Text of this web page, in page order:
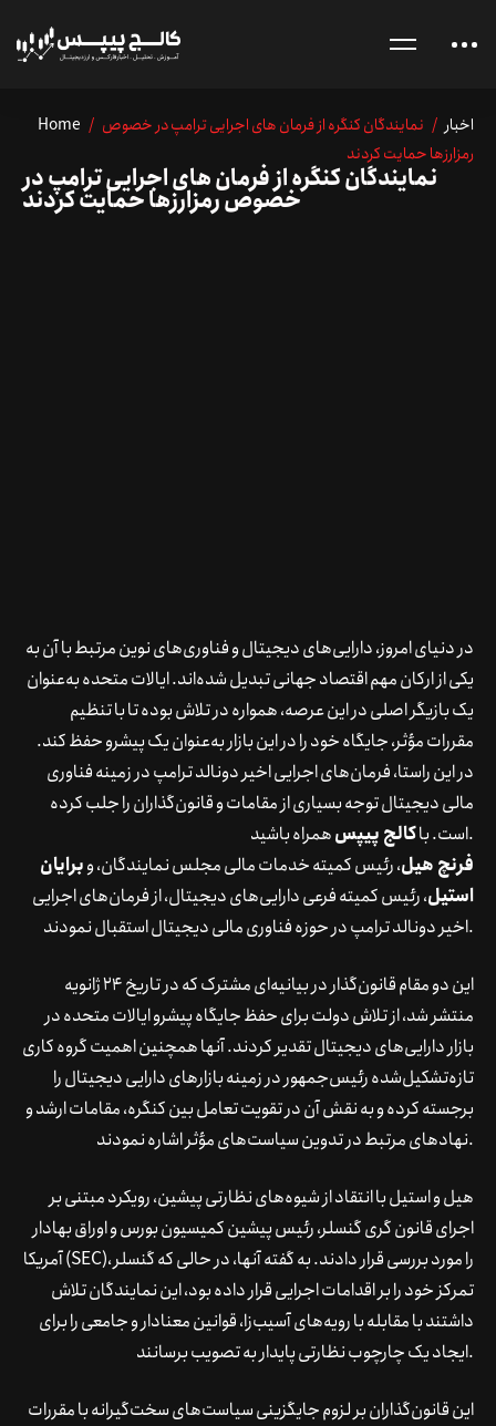
Home / اخبار / نمایندگان کنگره از فرمان های اجرایی ترامپ در خصوص
رمزارزها حمایت کردند
نمایندگان کنگره از فرمان های اجرایی ترامپ در
خصوص رمزارزها حمایت کردند
در دنیای امروز، دارایی‌های دیجیتال و فناوری‌های نوین مرتبط با آن به
یکی از ارکان مهم اقتصاد جهانی تبدیل شده‌اند. ایالات متحده به‌عنوان
یک بازیگر اصلی در این عرصه، همواره در تلاش بوده تا با تنظیم
مقررات مؤثر، جایگاه خود را در این بازار به‌عنوان یک پیشرو حفظ کند.
در این راستا، فرمان‌های اجرایی اخیر دونالد ترامپ در زمینه فناوری
مالی دیجیتال توجه بسیاری از مقامات و قانون‌گذاران را جلب کرده
است. باکالج پیپس
همراه باشید.
فرنچ هیل، رئیس کمیته خدمات مالی مجلس نمایندگان، وبرایان
استیل، رئیس کمیته فرعی دارایی‌های دیجیتال، از فرمان‌های اجرایی
اخیر دونالد ترامپ در حوزه فناوری مالی دیجیتال استقبال نمودند.
این دو مقام قانون‌گذار در بیانیه‌ای مشترک که در تاریخ ۲۴ ژانویه
منتشر شد، از تلاش دولت برای حفظ جایگاه پیشرو ایالات متحده در
بازار دارایی‌های دیجیتال تقدیر کردند. آنها همچنین اهمیت گروه کاری
تازه‌تشکیل‌شده رئیس‌جمهور در زمینه بازارهای دارایی دیجیتال را
برجسته کرده و به نقش آن در تقویت تعامل بین کنگره، مقامات ارشد و
نهادهای مرتبط در تدوین سیاست‌های مؤثر اشاره نمودند.
هیل و استیل با انتقاد از شیوه‌های نظارتی پیشین، رویکرد مبتنی بر
اجرای قانون گری گنسلر، رئیس پیشین کمیسیون بورس و اوراق بهادار
آمریکا (SEC)، را مورد بررسی قرار دادند. به گفته آنها، در حالی که گنسلر
تمرکز خود را بر اقدامات اجرایی قرار داده بود، این نمایندگان تلاش
داشتند با مقابله با رویه‌های آسیب‌زا، قوانین معنادار و جامعی را برای
ایجاد یک چارچوب نظارتی پایدار به تصویب برسانند.
این قانون‌گذاران بر لزوم جایگزینی سیاست‌های سخت‌گیرانه با مقررات